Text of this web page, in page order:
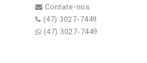
Contate-nos
(47) 3027-7449
(47) 3027-7449